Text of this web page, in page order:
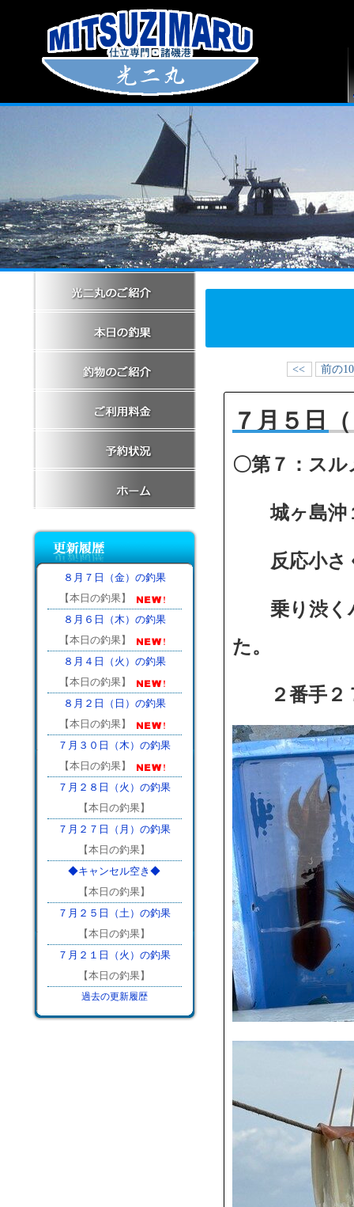
８月７日（金）の釣果
【本日の釣果】
８月６日（木）の釣果
【本日の釣果】
８月４日（火）の釣果
【本日の釣果】
８月２日（日）の釣果
【本日の釣果】
７月３０日（木）の釣果
【本日の釣果】
７月２８日（火）の釣果
【本日の釣果】
７月２７日（月）の釣果
【本日の釣果】
◆キャンセル空き◆
【本日の釣果】
７月２５日（土）の釣果
【本日の釣果】
７月２１日（火）の釣果
【本日の釣果】
過去の更新履歴
<< 前の
７月５日
〇第７：ス
城ヶ島沖１
反応小さ
乗り渋くバ
た。
２番手２